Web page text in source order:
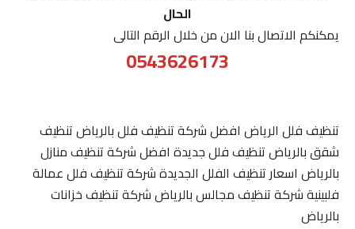
الحال
يمكنكم الاتصال بنا الان من خلال الرقم التالى
0543626173
تنظيف فلل الرياض افضل شركة تنظيف فلل بالرياض تنظيف
شقق بالرياض تنظيف فلل جديدة افضل شركة تنظيف منازل
بالرياض اسعار تنظيف الفلل الجديدة شركة تنظيف فلل عمالة
فلبينية شركة تنظيف مجالس بالرياض شركة تنظيف خزانات
بالرياض